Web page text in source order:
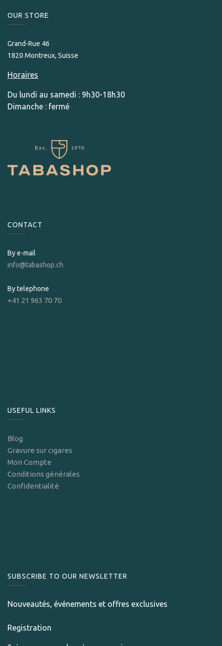
OUR STORE​
Grand-Rue 46
1820 Montreux, Suisse
Horaires
Du lundi au samedi : 9h30-18h30
Dimanche : fermé
CONTACT
By e-mail
info@tabashop.ch
By telephone
+41 21 963 70 70
USEFUL LINKS
Blog
Gravure sur cigares
Mon Compte
Conditions générales
Confidentialité
SUBSCRIBE TO OUR NEWSLETTER
Nouveautés, événements et offres exclusives
Registration